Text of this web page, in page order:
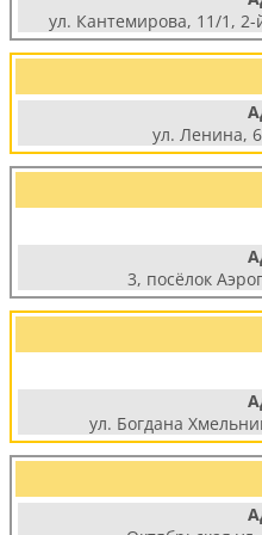
ул. Кантемирова, 11/1,
ул. Ленина,
3, посёлок
ул. Богдана